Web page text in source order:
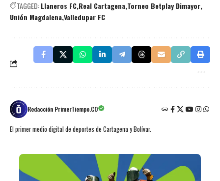
TAGGED:Llaneros FC Real Cartagena Torneo Betplay Dimayor
Unión MagdalenaValledupar FC
Redacción PrimerTiempo.CO
El primer medio digital de deportes de Cartagena y Bolívar.